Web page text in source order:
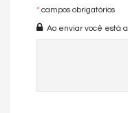
Características do Imóvel
* campos obrigatórios
Ao enviar você está